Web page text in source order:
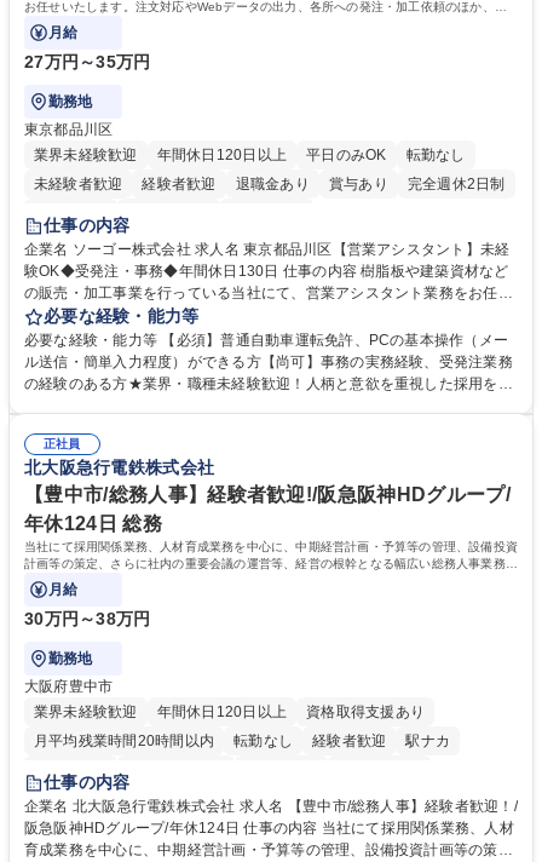
お任せいたします。注文対応やWebデータの出力、各所への発注・加工依頼のほか、電
話・メール対応等の事務業務を担当します。
月給
27万円～35万円
勤務地
東京都品川区
業界未経験歓迎
年間休日120日以上 平日のみOK
転勤なし
未経験者歓迎
経験者歓迎 退職金あり 賞与あり
完全週休2日制
交通費支給
仕事の内容
企業名 ソーゴー株式会社 求人名 東京都品川区【営業アシスタント】未経
験OK◆受発注・事務◆年間休日130日 仕事の内容 樹脂板や建築資材など
の販売・加工事業を行っている当社にて、営業アシスタント業務をお任せ
いたします。注文対応やWebデータの出力、各所への発注・加工依頼のほ
か、電話・メール対応等の事務業務を担当します。 ■受注・発注業務：FA
Xによる注文対応、Web発注データのプリントアウト、各仕入先・協力会
社への発注および加工依頼等 ■納品書・請求書の作成および発送手配 ■商
当社の指定する業務 募集職種 東京都品川区【営業アシスタント】未経験O
K◆受発注・事務◆年間休日130日
必要な経験・能力等
必要な経験・能力等 【必須】普通自動車運転免許、PCの基本操作（メー
ル送信・簡単入力程度）ができる方【尚可】事務の実務経験、受発注業務
の経験のある方★業界・職種未経験歓迎！人柄と意欲を重視した採用を行
変化に臨機応変かつ柔軟に対応できる方、約束を守り正確に作業を進めら
れる方を求めています。高度なPCスキルや関数知識は一切不要です。丁
寧な指導体制が整っているため、安心してお仕事をスタートしていただけ
ます。 学歴・資格 学歴：大学院 大学 高専 短大 専修学校 高校 語学力：
資格：
正社員
北大阪急行電鉄株式会社
【豊中市/総務人事】経験者歓迎!/阪急阪神HDグループ/
年休124日 総務
当社にて採用関係業務、人材育成業務を中心に、中期経営計画・予算等の管理、設備投資
計画等の策定、さらに社内の重要会議の運営等、経営の根幹となる幅広い総務人事業務全
般を担当していただきます。
月給
30万円～38万円
勤務地
大阪府豊中市
業界未経験歓迎
年間休日120日以上
資格取得支援あり
月平均残業時間20時間以内
転勤なし 経験者歓迎
駅ナカ
退職金あり
土日祝休み
服装自由 昼食補助あり 食事補助あり
仕事の内容
企業名 北大阪急行電鉄株式会社 求人名 【豊中市/総務人事】経験者歓迎！/
阪急阪神HDグループ/年休124日 仕事の内容 当社にて採用関係業務、人材
育成業務を中心に、中期経営計画・予算等の管理、設備投資計画等の策